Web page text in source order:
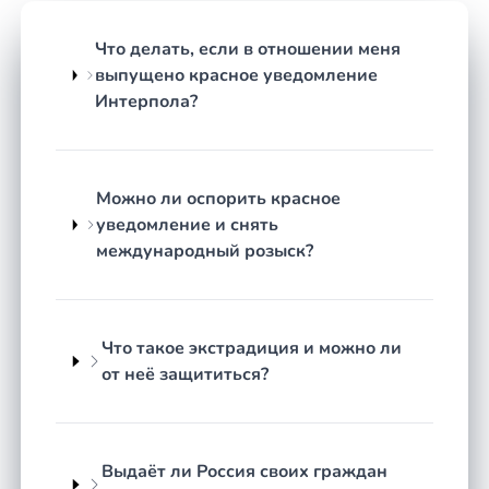
речь идёт о ситуациях, где обычной российской
практики недостаточно. Чаще всего к специалисту
в регионе Москва приходят по следующим
иностранным элементом, в том числе при
запросе иностранного государства об
экстрадиции;
сопровождение трансграничных
международный коммерческий арбитраж
признание и приведение в исполнение
Что делать, если в отношении меня
выпущено красное уведомление
Интерпола?
Можно ли оспорить красное
уведомление и снять
международный розыск?
Что такое экстрадиция и можно ли
от неё защититься?
Выдаёт ли Россия своих граждан